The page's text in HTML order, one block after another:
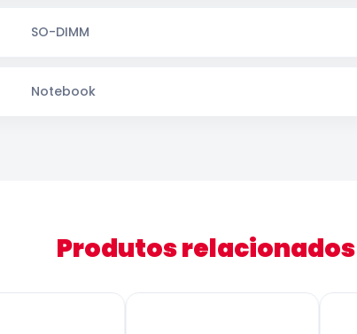
SO-DIMM
Notebook
Produtos relacionados